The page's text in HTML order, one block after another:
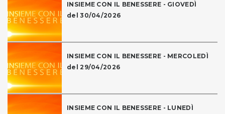
INSIEME CON IL BENESSERE - GIOVEDÌ
del 30/04/2026
INSIEME CON IL BENESSERE - MERCOLEDÌ
del 29/04/2026
INSIEME CON IL BENESSERE - LUNEDÌ